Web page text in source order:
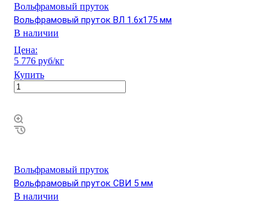
Вольфрамовый пруток
Вольфрамовый пруток ВЛ 1.6х175 мм
В наличии
Цена:
5 776 руб/кг
Купить
Вольфрамовый пруток
Вольфрамовый пруток СВИ 5 мм
В наличии